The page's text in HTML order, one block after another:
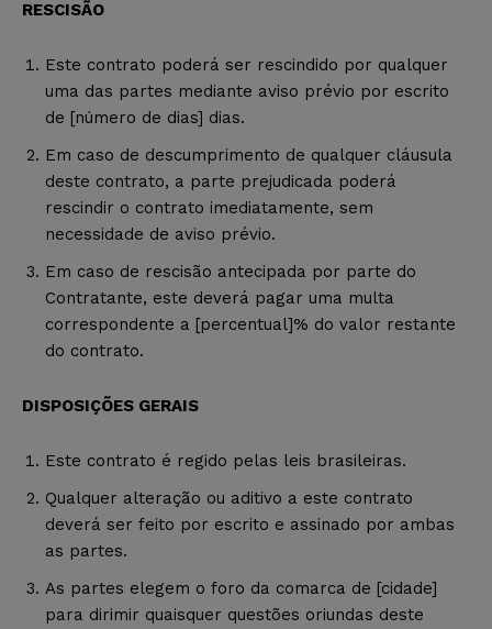
RESCISÃO
Este contrato poderá ser rescindido por qualquer
uma das partes mediante aviso prévio por escrito
de [número de dias] dias.
Em caso de descumprimento de qualquer cláusula
deste contrato, a parte prejudicada poderá
rescindir o contrato imediatamente, sem
necessidade de aviso prévio.
Em caso de rescisão antecipada por parte do
Contratante, este deverá pagar uma multa
correspondente a [percentual]% do valor restante
do contrato.
DISPOSIÇÕES GERAIS
Este contrato é regido pelas leis brasileiras.
Qualquer alteração ou aditivo a este contrato
deverá ser feito por escrito e assinado por ambas
as partes.
As partes elegem o foro da comarca de [cidade]
para dirimir quaisquer questões oriundas deste